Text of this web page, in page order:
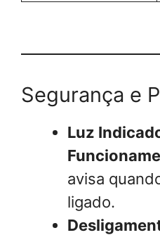
Segurança e
Luz
avisa
ligado.